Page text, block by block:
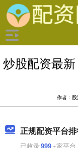
炒股配资最
作者：
正规配资平台
已收录999+家平台